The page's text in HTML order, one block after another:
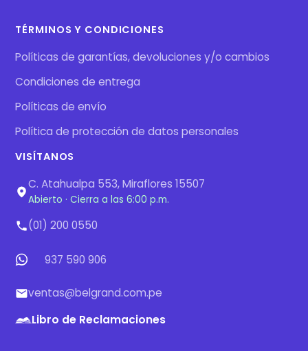
TÉRMINOS Y CONDICIONES
Políticas de garantías, devoluciones y/o cambios
Condiciones de entrega
Políticas de envío
Política de protección de datos personales
VISÍTANOS
C. Atahualpa 553, Miraflores 15507
Abierto · Cierra a las 6:00 p.m.
(01) 200 0550
937 590 906
ventas@belgrand.com.pe
Libro de Reclamaciones